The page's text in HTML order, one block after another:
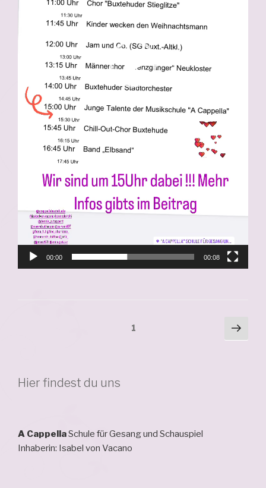
00:00 00:08
Seitennummerierung1
Hier findest du uns
A CappellaSchule für Gesang und Schauspiel
Inhaberin: Isabel von Vacano